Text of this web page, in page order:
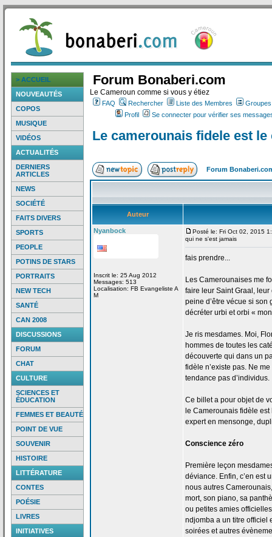
> ACCUEIL
NOUVEAUTÉS
COPOS
MUSIQUE
VIDÉOS
ACTUALITÉS
DERNIERS
ARTICLES
NEWS
SOCIÉTÉ
FAITS DIVERS
SPORTS
PEOPLE
POTINS DE STARS
PORTRAITS
NEW TECH
SANTÉ
CAN 2008
DISCUSSIONS
FORUM
CHAT
CULTURE
SCIENCES ET
ÉDUCATION
FEMMES ET BEAUTÉ
POINT DE VUE
SOUVENIR
HISTOIRE
LITTÉRATURE
CONTES
POÉSIE
LIVRES
INITIATIVES
Forum Bonaberi.com
Le Cameroun comme si vous y étiez
FAQ Rechercher Liste des Membres
Profil
Se connecter pour vérifier ses
Le camerounais fidele est
Forum
Auteur
Nyanbock
Inscrit le: 25 Aug 2012
Messages: 513
Localisation: FB Evangeliste A
M
Posté le: Fri Oct 02, 2015
qui ne s'est jamais
fais prendre...
Les Camerounaises me
faire leur Saint Graal,
peine d’être vécue si
décréter urbi et orbi «
Je ris mesdames. Moi,
hommes de toutes les
découverte qui dans un
fidèle n’existe pas. Ne
tendance pas d’individus.
Ce billet a pour objet de
le Camerounais fidèle
expert en mensonge,
Conscience zéro
Première leçon
déviance. Enfin, c’en est
nous autres
mort, son piano, sa
ou petites amies
ndjomba a un titre officiel
soirées et autres